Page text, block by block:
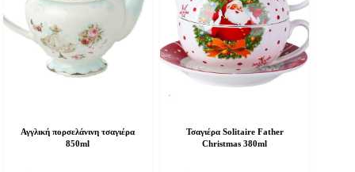
Αγγλική πορσελάνινη τσαγιέρα
850ml
Τσαγιέρα Solitaire Father
Christmas 380ml